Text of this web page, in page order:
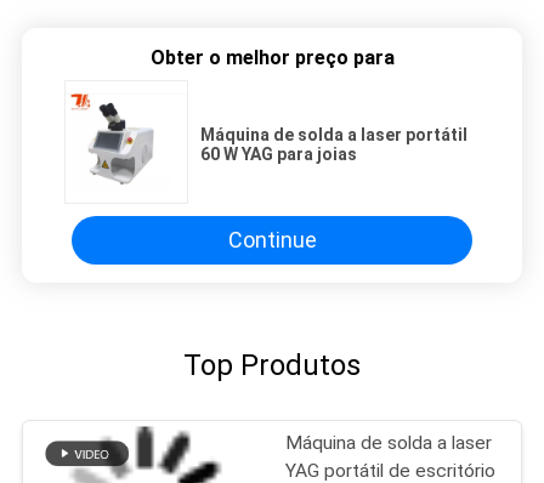
Obter o melhor preço para
Máquina de solda a laser portátil
60 W YAG para joias
Continue
Top Produtos
Máquina de solda a laser
YAG portátil de escritório